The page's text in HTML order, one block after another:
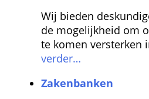
Wij bieden
de mogelijkheid om
te komen versterken
verder…
Zaken­banken